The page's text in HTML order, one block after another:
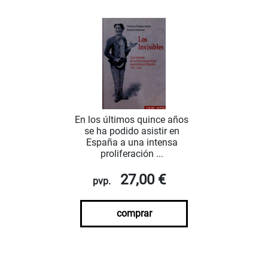
En los últimos quince años
se ha podido asistir en
España a una intensa
proliferación ...
pvp. 27,00 €
comprar